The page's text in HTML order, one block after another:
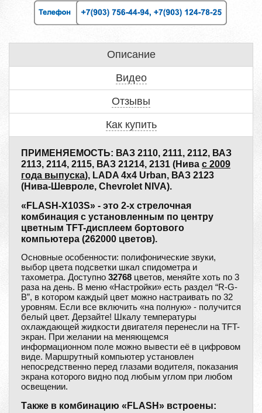
Описание
Видео
Отзывы
Как купить
ПРИМЕНЯЕМОСТЬ: ВАЗ 2110, 2111, 2112, ВАЗ
2113, 2114, 2115, ВАЗ 21214, 2131 (Нива с 2009
года выпуска), LADA 4x4 Urban, ВАЗ 2123
(Нива-Шевроле, Chevrolet NIVA).
«FLASH-X103S» - это 2-х стрелочная
комбинация с установленным по центру
цветным TFT-дисплеем бортового
компьютера (262000 цветов).
Основные особенности: полифонические звуки,
выбор цвета подсветки шкал спидометра и
тахометра. Доступно 32768 цветов, меняйте хоть по 3
раза на день. В меню «Настройки» есть раздел “R-G-
B”, в котором каждый цвет можно настраивать по 32
уровням. Если все включить «на полную» - получится
белый цвет. Дерзайте! Шкалу температуры
охлаждающей жидкости двигателя перенесли на TFT-
экран. При желании на меняющемся
информационном поле можно вывести её в цифровом
виде. Маршрутный компьютер установлен
непосредственно перед глазами водителя, показания
экрана которого видно под любым углом при любом
освещении.
Также в комбинацию «FLASH» встроены: